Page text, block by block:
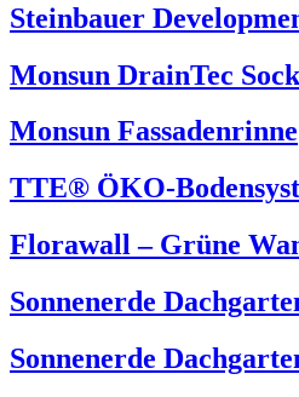
Steinbauer
Monsun DrainTec
Monsun Fassadenrinne
TTE® ÖKO-
Florawall – Grüne
Sonnenerde
Sonnenerde